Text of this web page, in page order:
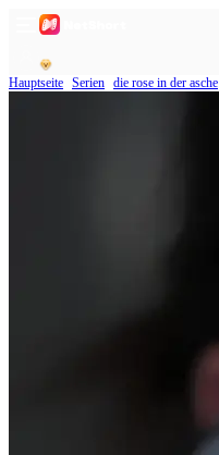
Hauptseite Serien die rose in der asche